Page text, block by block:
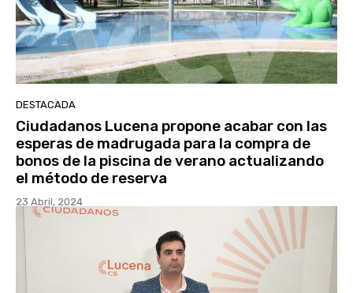
DESTACADA
Ciudadanos Lucena propone acabar con las
esperas de madrugada para la compra de
bonos de la piscina de verano actualizando
el método de reserva
23 Abril, 2024